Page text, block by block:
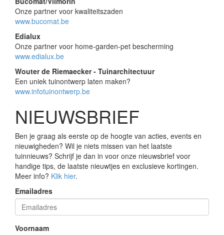
Onze partner voor kwaliteitszaden
www.bucomat.be
Edialux
Onze partner voor home-garden-pet bescherming
www.edialux.be
Wouter de Riemaecker - Tuinarchitectuur
Een uniek tuinontwerp laten maken?
www.infotuinontwerp.be
NIEUWSBRIEF
Ben je graag als eerste op de hoogte van acties, events en
nieuwigheden? Wil je niets missen van het laatste
tuinnieuws? Schrijf je dan in voor onze nieuwsbrief voor
handige tips, de laatste nieuwtjes en exclusieve kortingen.
Meer info? Klik hier.
Emailadres
Voornaam